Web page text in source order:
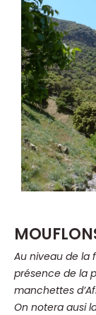
Au niveau de la
présence de la
manchettes
On notera ausi